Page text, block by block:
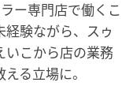
ー専門店で働くこ
経験ながら、スゥ
いこから店の業務
る立場に。